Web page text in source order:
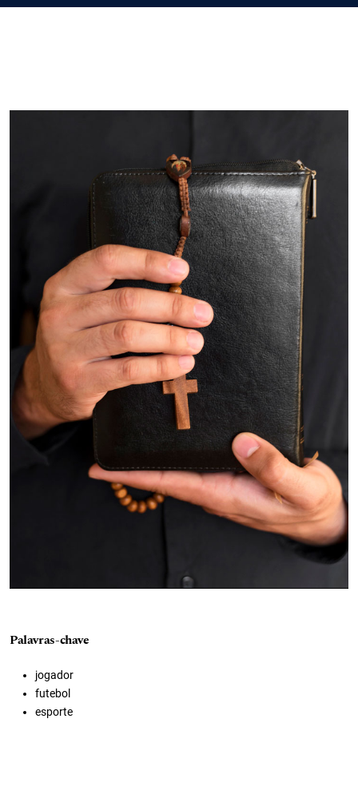
Imagem de capa
Palavras-chave
jogador
futebol
esporte